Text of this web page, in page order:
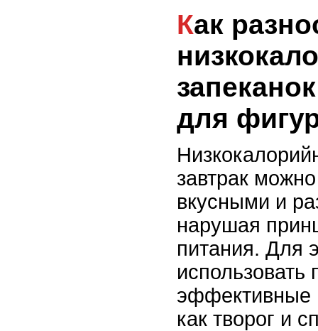
Как разнообразить вкус
для
завтрак
вкусными и
нарушая
питания. Для
использовать
эффективные
как творог и